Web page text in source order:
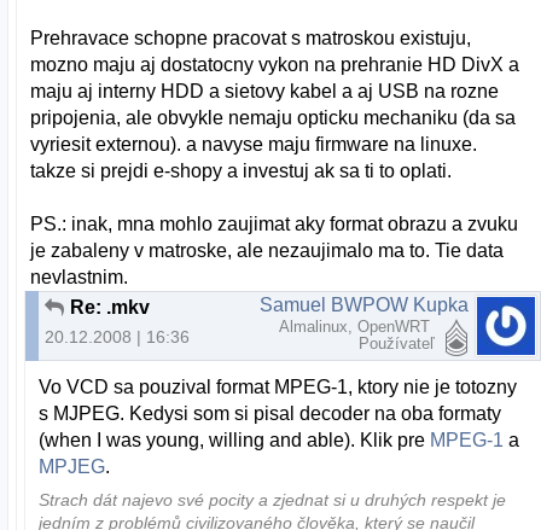
Prehravace schopne pracovat s matroskou existuju,
mozno maju aj dostatocny vykon na prehranie HD DivX a
maju aj interny HDD a sietovy kabel a aj USB na rozne
pripojenia, ale obvykle nemaju opticku mechaniku (da sa
vyriesit externou). a navyse maju firmware na linuxe.
takze si prejdi e-shopy a investuj ak sa ti to oplati.
PS.: inak, mna mohlo zaujimat aky format obrazu a zvuku
je zabaleny v matroske, ale nezaujimalo ma to. Tie data
nevlastnim.
Re: .mkv
20.12.2008 | 16:36
Samuel BWPOW Kupka
Almalinux, OpenWRT
Používateľ
Vo VCD sa pouzival format MPEG-1, ktory nie je totozny
s MJPEG. Kedysi som si pisal decoder na oba formaty
(when I was young, willing and able). Klik pre MPEG-1 a
MPJEG.
Strach dát najevo své pocity a zjednat si u druhých respekt je
jedním z problémů civilizovaného člověka, který se naučil